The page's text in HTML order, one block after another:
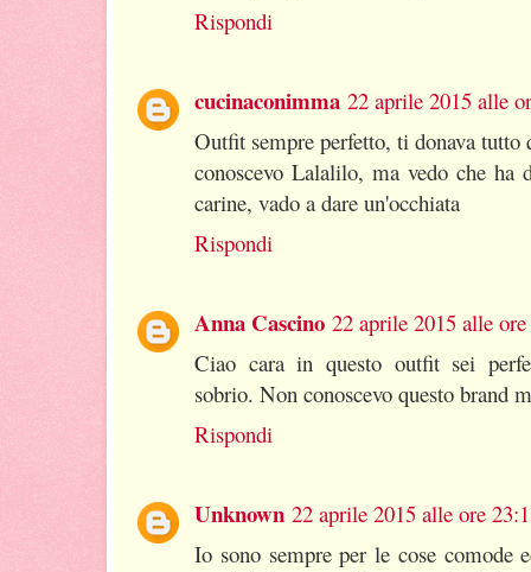
Rispondi
cucinaconimma 22 aprile 2015 alle
Outfit sempre perfetto, ti donava
conoscevo Lalalilo, ma vedo che ha
carine, vado a dare un'occhiata
Rispondi
Anna Cascino 22 aprile 2015 alle
Ciao cara in questo outfit sei
sobrio. Non conoscevo questo brand
Rispondi
Unknown 22 aprile 2015 alle ore
Io sono sempre per le cose